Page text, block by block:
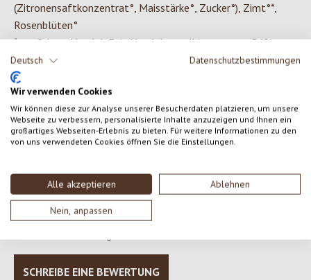
Deutsch Datenschutzbestimmungen
Wir verwenden Cookies
Wir können diese zur Analyse unserer Besucherdaten platzieren, um unsere
Webseite zu verbessern, personalisierte Inhalte anzuzeigen und Ihnen ein
großartiges Webseiten-Erlebnis zu bieten. Für weitere Informationen zu den
von uns verwendeten Cookies öffnen Sie die Einstellungen.
Alle akzeptieren Ablehnen
Nein, anpassen
(Zitronensaftkonzentrat°, Maisstärke°, Zucker°), Zimt°*,
Rosenblüten°
*aus fairem Handel, Fair-Handelsanteil insgesamt: 54%
°aus kontrolliert biologischer Landwirtschaft
Kann Spuren von Schalenfrüchten aller Art, Erdnüssen, Eiern,
Sesam und Gluten enthalten.
Durchschnittliche Bewertung von 0 von 5 Sternen
Gib eine Bewertung ab!
SCHREIBE EINE BEWERTUNG